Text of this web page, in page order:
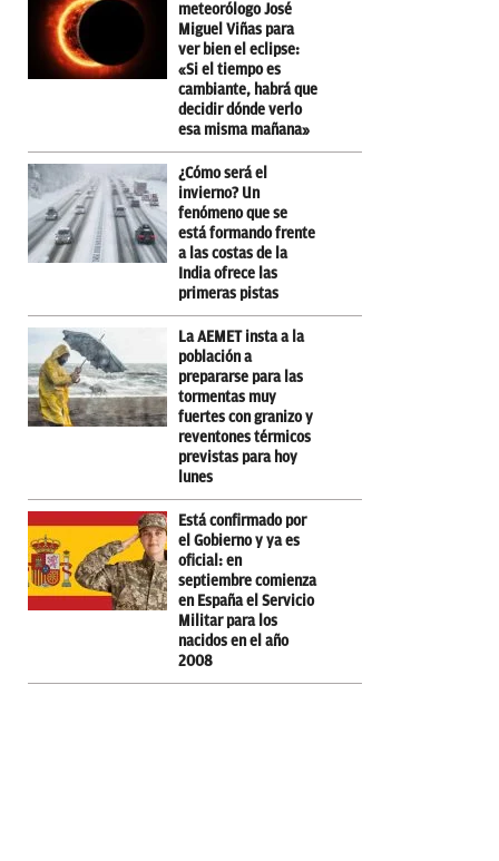
meteorólogo José
Miguel Viñas para
ver bien el eclipse:
«Si el tiempo es
cambiante, habrá que
decidir dónde verlo
esa misma mañana»
¿Cómo será el
invierno? Un
fenómeno que se
está formando frente
a las costas de la
India ofrece las
primeras pistas
La AEMET insta a la
población a
prepararse para las
tormentas muy
fuertes con granizo y
reventones térmicos
previstas para hoy
lunes
Está confirmado por
el Gobierno y ya es
oficial: en
septiembre comienza
en España el Servicio
Militar para los
nacidos en el año
2008